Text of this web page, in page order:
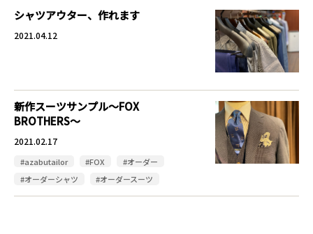
シャツアウター、作れます
2021.04.12
新作スーツサンプル～FOX
BROTHERS～
2021.02.17
#azabutailor #FOX
#オーダー
#オーダーシャツ
#オーダースーツ